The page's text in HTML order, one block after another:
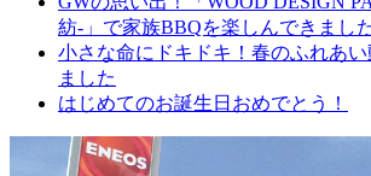
紡-」で家族BBQを楽しんできまし
小さな命にドキドキ！春のふれあ
ました
はじめてのお誕生日おめでとう！